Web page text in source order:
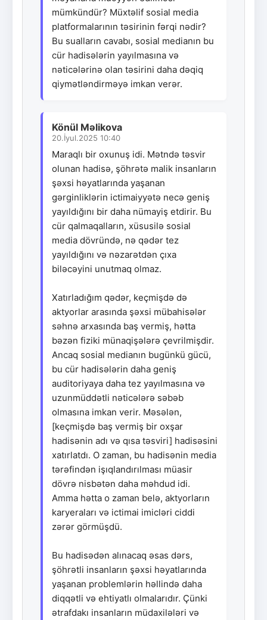
mümkündür? Müxtəlif sosial media
platformalarının təsirinin fərqi nədir?
Bu sualların cavabı, sosial medianın bu
cür hadisələrin yayılmasına və
nəticələrinə olan təsirini daha dəqiq
qiymətləndirməyə imkan verər.
Könül Məlikova
20.İyul.2025 10:40
Maraqlı bir oxunuş idi. Mətndə təsvir
olunan hadisə, şöhrətə malik insanların
şəxsi həyatlarında yaşanan
gərginliklərin ictimaiyyətə necə geniş
yayıldığını bir daha nümayiş etdirir. Bu
cür qalmaqalların, xüsusilə sosial
media dövründə, nə qədər tez
yayıldığını və nəzarətdən çıxa
biləcəyini unutmaq olmaz.
Xatırladığım qədər, keçmişdə də
aktyorlar arasında şəxsi mübahisələr
səhnə arxasında baş vermiş, hətta
bəzən fiziki münaqişələrə çevrilmişdir.
Ancaq sosial medianın bugünkü gücü,
bu cür hadisələrin daha geniş
auditoriyaya daha tez yayılmasına və
uzunmüddətli nəticələrə səbəb
olmasına imkan verir. Məsələn,
[keçmişdə baş vermiş bir oxşar
hadisənin adı və qısa təsviri] hadisəsini
xatırlatdı. O zaman, bu hadisənin media
tərəfindən işıqlandırılması müasir
dövrə nisbətən daha məhdud idi.
Amma hətta o zaman belə, aktyorların
karyeraları və ictimai imicləri ciddi
zərər görmüşdü.
Bu hadisədən alınacaq əsas dərs,
şöhrətli insanların şəxsi həyatlarında
yaşanan problemlərin həllində daha
diqqətli və ehtiyatlı olmalarıdır. Çünki
ətrafdakı insanların müdaxilələri və